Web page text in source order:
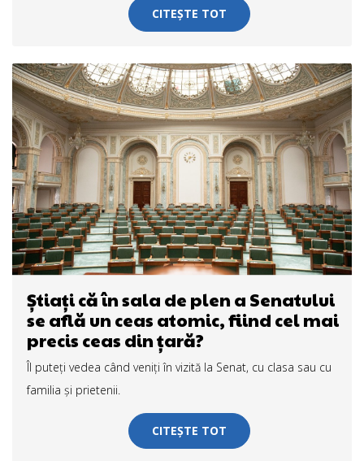
CITEȘTE TOT
Ştiaţi că în sala de plen a Senatului
se află un ceas atomic, fiind cel mai
precis ceas din țară?
Îl puteţi vedea când veniţi în vizită la Senat, cu clasa sau cu
familia şi prietenii.
CITEȘTE TOT